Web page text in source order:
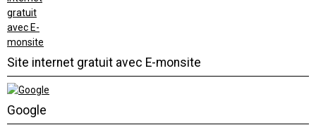
Site internet gratuit avec E-monsite
Google